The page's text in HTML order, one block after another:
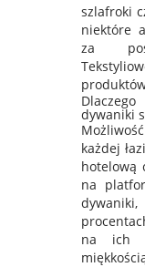
szlafroki
niektóre
za
dywaniki
każdej
hotelową
na
na ich